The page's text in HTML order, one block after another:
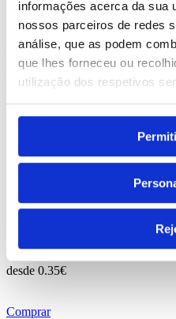
informações acerca da sua
nossos parceiros de redes
análise, que as podem
que lhes forneceu ou
utilização dos respetivos
Comprar
Avery
REF. BI-PS-92352
Coloured
REF. BI-PS-91747
desde 0.35€
Comprar